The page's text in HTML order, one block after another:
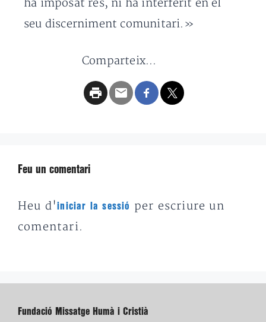
ha imposat res, ni ha interferit en el
seu discerniment comunitari.»
Comparteix...
Feu un comentari
Heu d'iniciar la sessió
per escriure un
comentari.
Fundació Missatge Humà i Cristià